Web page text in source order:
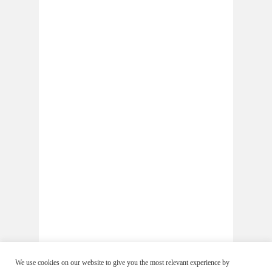
We use cookies on our website to give you the most relevant experience by